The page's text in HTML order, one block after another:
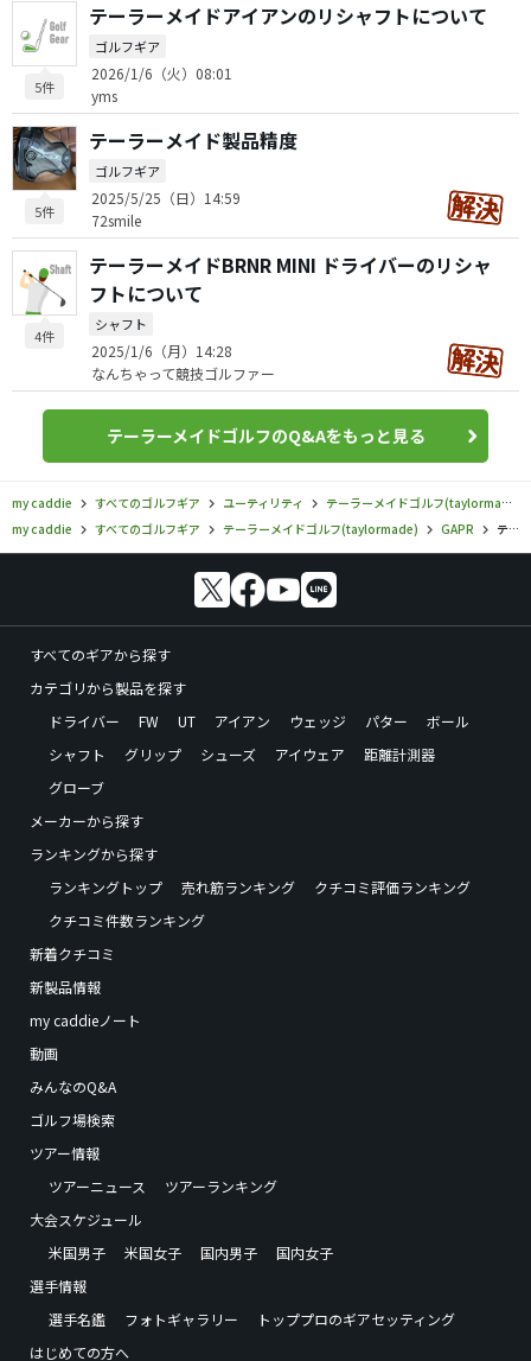
5件
テーラーメイドアイアンのリシャフトについて
ゴルフギア
2026/1/6（火）08:01
yms
5件
テーラーメイド製品精度
ゴルフギア
2025/5/25（日）14:59
72smile
4件
テーラーメイドBRNR MINI ドライバーのリシャ
フトについて
シャフト
2025/1/6（月）14:28
なんちゃって競技ゴルファー
テーラーメイドゴルフのQ&Aをもっと見る
my caddie すべてのゴルフギア ユーティリティ
テーラーメイドゴルフ(taylormade)
my caddie
すべてのゴルフギア テーラーメイドゴルフ(taylormade) GAPR テーラーメイドゴルフ／GAPR／ギャッパー ハイの口コミ評価
すべてのギアから探す
カテゴリから製品を探す
ドライバー
FW UT アイアン ウェッジ パター
ボール
シャフト
グリップ シューズ アイウェア
距離計測器
グローブ
メーカーから探す
ランキングから探す
ランキングトップ
売れ筋ランキング
クチコミ評価ランキング
クチコミ件数ランキング
新着クチコミ
新製品情報
my caddieノート
動画
みんなのQ&A
ゴルフ場検索
ツアー情報
ツアーニュース
ツアーランキング
大会スケジュール
米国男子
米国女子 国内男子
国内女子
選手情報
選手名鑑
フォトギャラリー
トッププロのギアセッティング
はじめての方へ